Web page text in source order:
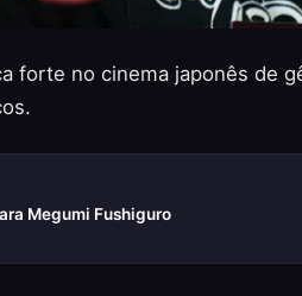
forte no cinema japonês de
Megumi Fushiguro